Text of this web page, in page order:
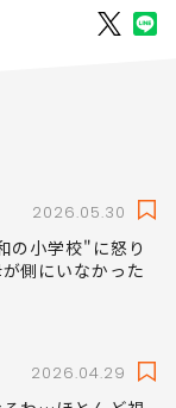
2026.05.30
の小学校"に怒り
側にいなかった
2026.04.29